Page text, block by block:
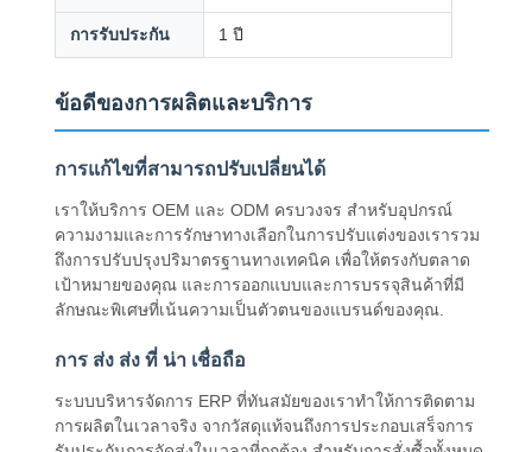
การรับประกัน 1 ปี
ข้อดีของการผลิตและบริการ
การแก้ไขที่สามารถปรับเปลี่ยนได้
เราให้บริการ OEM และ ODM ครบวงจร สําหรับอุปกรณ์
ความงามและการรักษาทางเลือกในการปรับแต่งของเรารวม
ถึงการปรับปรุงปริมาตรฐานทางเทคนิค เพื่อให้ตรงกับตลาด
เป้าหมายของคุณ และการออกแบบและการบรรจุสินค้าที่มี
ลักษณะพิเศษที่เน้นความเป็นตัวตนของแบรนด์ของคุณ.
การ ส่ง ส่ง ที่ น่า เชื่อถือ
ระบบบริหารจัดการ ERP ที่ทันสมัยของเราทําให้การติดตาม
การผลิตในเวลาจริง จากวัสดุแท้จนถึงการประกอบเสร็จการ